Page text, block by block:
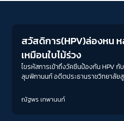
สวัสดิการ(HPV)ล่องหน
เหมือนใบไม้ร่วง
ไขรหัสการเข้าถึงวัคซีนป้องกัน HPV กั
ลุมพิกานนท์ อดีตประธานราชวิทยาลัย
ธรรมทางเพศ พร้อมตั้งคำถามร่วมกัน
ผ่านไปแต่ทำไมเรายังแก้ไขปัญหามะเร็
ณัฐพร เทพานนท์